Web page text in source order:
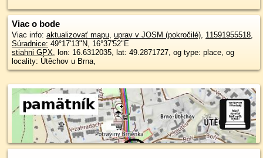
Viac o bode
Viac info: aktualizovať mapu, uprav v JOSM (pokročilé), 11591955518,
Súradnice: 49°17'13"N, 16°37'52"E
stiahni GPX, lon: 16.6312035, lat: 49.2871727, og type: place, og
locality: Útěchov u Brna,